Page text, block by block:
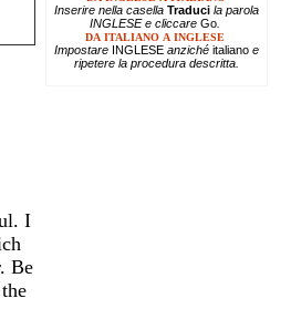
I
Be
Inserire nella casella Traducila parola
INGLESE e cliccare Go.
DA ITALIANO A INGLESE
Impostare INGLESEanziché italianoe
ripetere la procedura descritta.